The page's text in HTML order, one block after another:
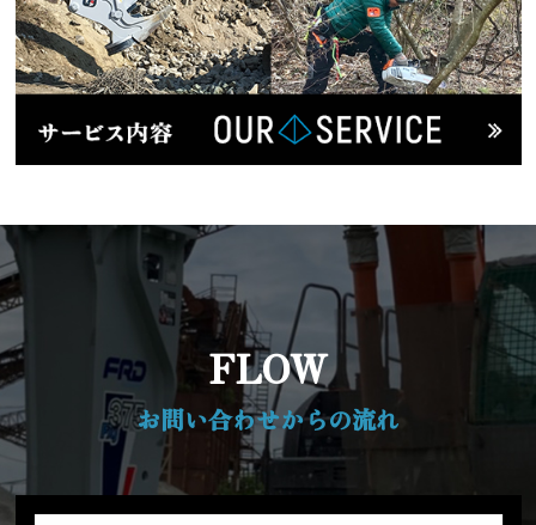
FLOW
お問い合わせからの流れ